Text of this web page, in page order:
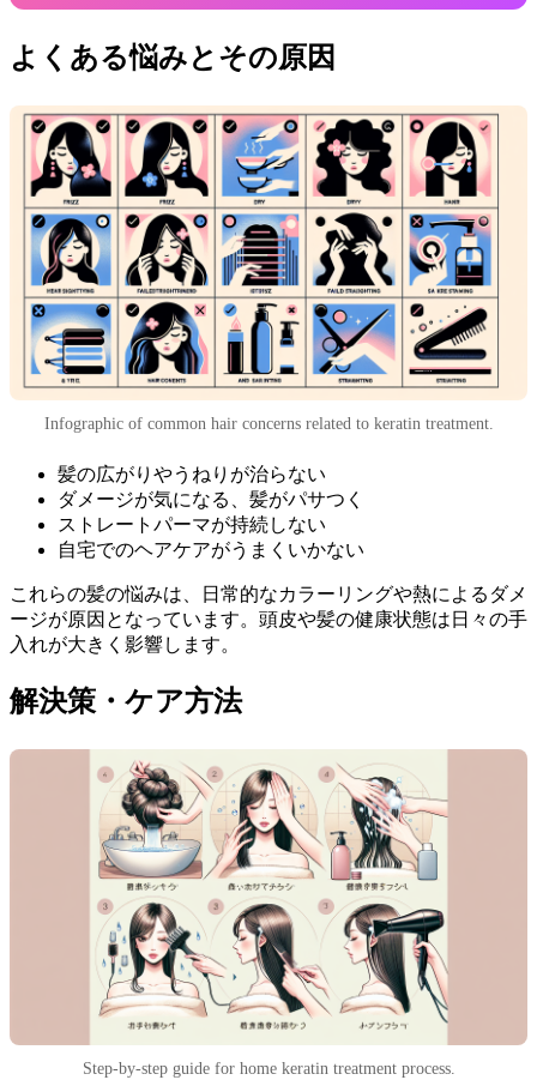
よくある悩みとその原因
Infographic of common hair concerns related to keratin treatment.
髪の広がりやうねりが治らない
ダメージが気になる、髪がパサつく
ストレートパーマが持続しない
自宅でのヘアケアがうまくいかない
これらの髪の悩みは、日常的なカラーリングや熱によるダメ
ージが原因となっています。頭皮や髪の健康状態は日々の手
入れが大きく影響します。
解決策・ケア方法
Step-by-step guide for home keratin treatment process.